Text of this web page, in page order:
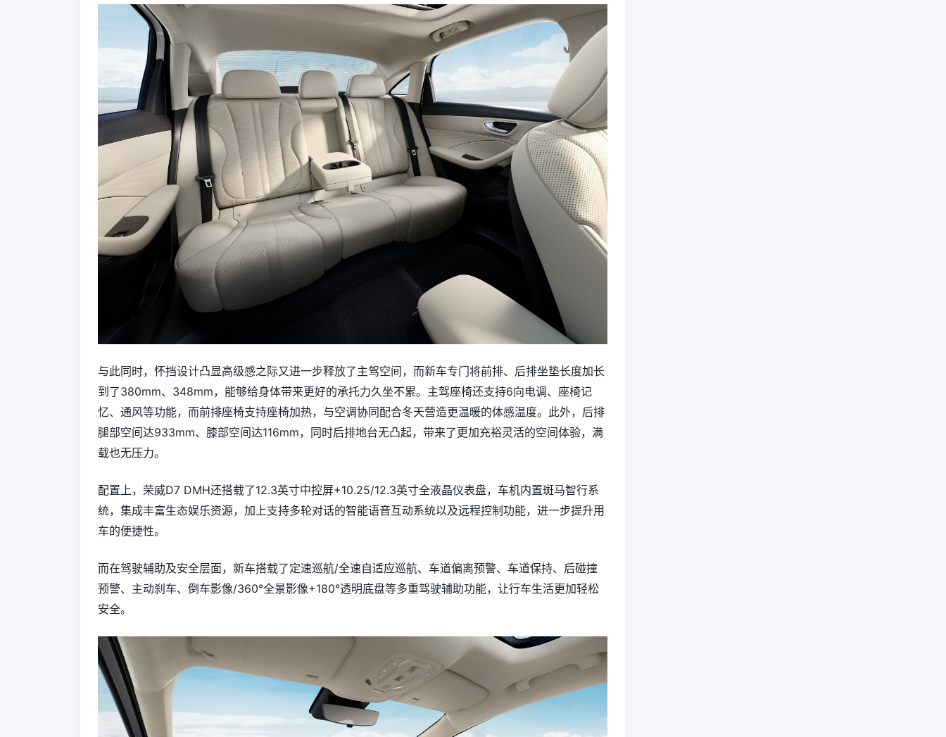
与此同时，怀挡设计凸显高级感之际又进一步释放了主驾空间，而新车专门将前排、后排坐垫长度加长
到了380mm、348mm，能够给身体带来更好的承托力久坐不累。主驾座椅还支持6向电调、座椅记
忆、通风等功能，而前排座椅支持座椅加热，与空调协同配合冬天营造更温暖的体感温度。此外，后排
腿部空间达933mm、膝部空间达116mm，同时后排地台无凸起，带来了更加充裕灵活的空间体验，满
载也无压力。
配置上，荣威D7 DMH还搭载了12.3英寸中控屏+10.25/12.3英寸全液晶仪表盘，车机内置斑马智行系
统，集成丰富生态娱乐资源，加上支持多轮对话的智能语音互动系统以及远程控制功能，进一步提升用
车的便捷性。
而在驾驶辅助及安全层面，新车搭载了定速巡航/全速自适应巡航、车道偏离预警、车道保持、后碰撞
预警、主动刹车、倒车影像/360°全景影像+180°透明底盘等多重驾驶辅助功能，让行车生活更加轻松
安全。